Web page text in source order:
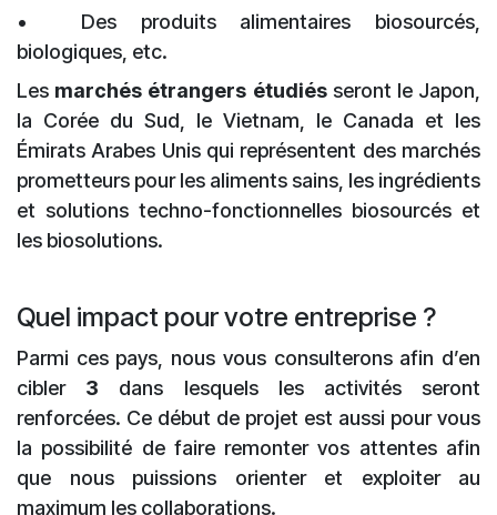
•
Des produits alimentaires biosourcés,
biologiques, etc.
Les marchés étrangers étudiésseront le Japon,
la Corée du Sud, le Vietnam, le Canada et les
Émirats Arabes Unis qui représentent des marchés
prometteurs pour les aliments sains, les ingrédients
et solutions techno-fonctionnelles biosourcés et
les biosolutions.
Quel impact pour votre entreprise ?
Parmi ces pays, nous vous consulterons afin d’en
cibler 3 dans lesquels les activités seront
renforcées. Ce début de projet est aussi pour vous
la possibilité de faire remonter vos attentes afin
que nous puissions orienter et exploiter au
maximum les collaborations.